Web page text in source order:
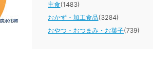
主食(1483)
おかず・加工食品(3284)
おやつ・おつまみ・お菓子(739)